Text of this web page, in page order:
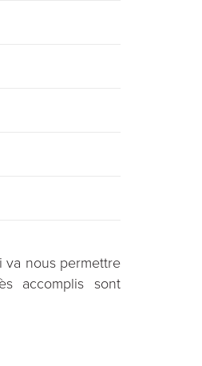
va nous permettre
accomplis sont